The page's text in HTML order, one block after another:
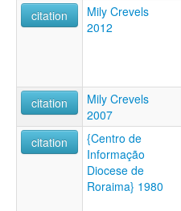
citation
Mily Crevels
2012
citation
Mily Crevels
2007
citation
{Centro de
Informação
Diocese de
Roraima} 1980